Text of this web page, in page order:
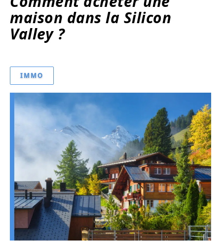
maison dans la Silicon
Valley ?
IMMO